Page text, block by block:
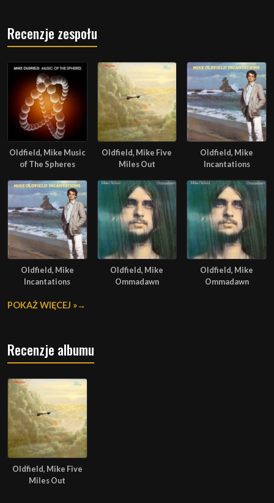
Recenzje zespołu
Oldfield, Mike Music
of The Spheres
Oldfield, Mike Five
Miles Out
Oldfield, Mike
Incantations
Oldfield, Mike
Incantations
Oldfield, Mike
Ommadawn
Oldfield, Mike
Ommadawn
POKAŻ WIĘCEJ »
Recenzje albumu
Oldfield, Mike Five
Miles Out